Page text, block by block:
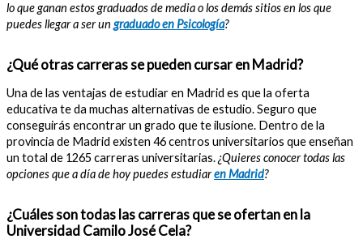
lo que ganan estos graduados de media o los demás sitios en los que
puedes llegar a ser un graduado en Psicología?
¿Qué otras carreras se pueden cursar en Madrid?
Una de las ventajas de estudiar en Madrid es que la oferta
educativa te da muchas alternativas de estudio. Seguro que
conseguirás encontrar un grado que te ilusione. Dentro de la
provincia de Madrid existen 46 centros universitarios que enseñan
un total de 1265 carreras universitarias.¿Quieres conocer todas las
opciones que a día de hoy puedes estudiaren Madrid?
¿Cuáles son todas las carreras que se ofertan en la
Universidad Camilo José Cela?